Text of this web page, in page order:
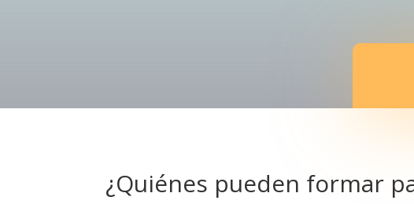
¿Quiénes pueden formar